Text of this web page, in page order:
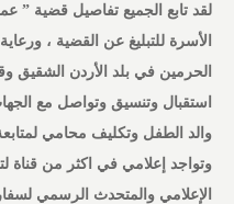
لقد تابع الجميع تفاصيل قضية ”
الأسرة للتبليغ عن القضية ،
الحرمين في بلد الأردن الشقيق
استقبال وتنسيق وتواصل مع
والد الطفل وتكليف محامي
وتواجد إعلامي في اكثر من قناة
الإعلامي والمتحدث الرسمي